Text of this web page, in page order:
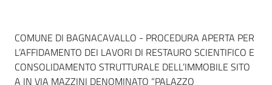
Dati del bando
COMUNE DI BAGNACAVALLO - PROCEDURA APERTA PER
L’AFFIDAMENTO DEI LAVORI DI RESTAURO SCIENTIFICO E
CONSOLIDAMENTO STRUTTURALE DELL’IMMOBILE SITO
A IN VIA MAZZINI DENOMINATO “PALAZZO